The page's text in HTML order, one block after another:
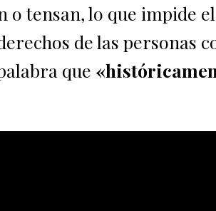
o tensan, lo que impide
de las personas
que